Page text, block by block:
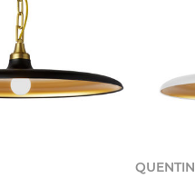
QUENTIN